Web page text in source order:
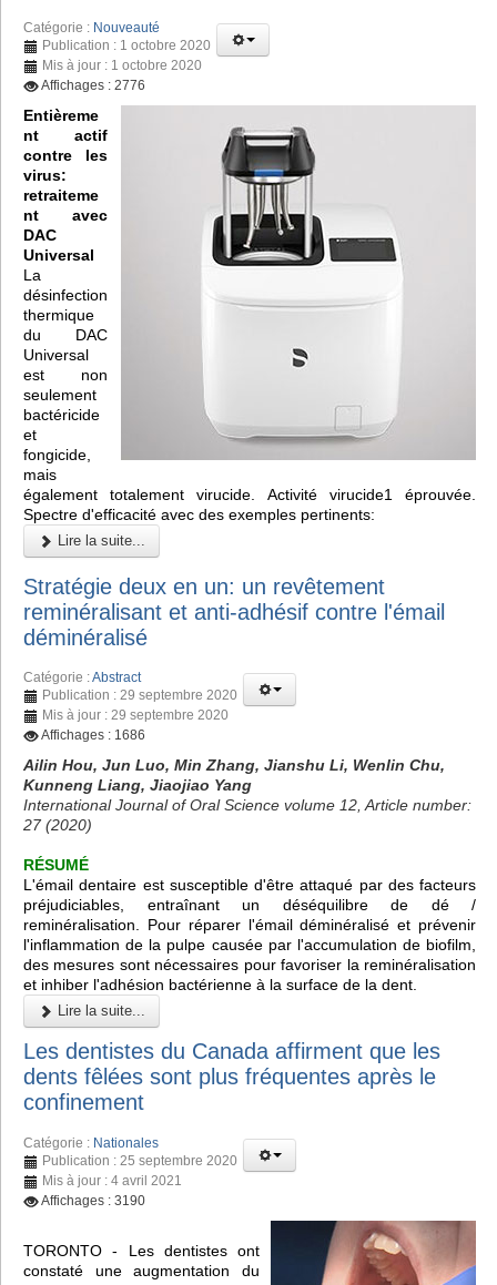
Catégorie : Nouveauté
Publication : 1 octobre 2020
Mis à jour : 1 octobre 2020
Affichages : 2776
Entièreme
nt actif
contre les
virus:
retraiteme
nt avec
DAC
Universal
La
désinfection
thermique
du DAC
Universal
est non
seulement
bactéricide
et
fongicide,
mais
également totalement virucide. Activité virucide1 éprouvée.
Spectre d'efficacité avec des exemples pertinents:
Lire la suite...
Stratégie deux en un: un revêtement
reminéralisant et anti-adhésif contre l'émail
déminéralisé
Catégorie :Abstract
Publication : 29 septembre 2020
Mis à jour : 29 septembre 2020
Affichages : 1686
Ailin Hou, Jun Luo, Min Zhang, Jianshu Li, Wenlin Chu,
Kunneng Liang, Jiaojiao Yang
International Journal of Oral Science volume 12, Article number:
27 (2020)
RÉSUMÉ
L'émail dentaire est susceptible d'être attaqué par des facteurs
préjudiciables, entraînant un déséquilibre de dé /
reminéralisation. Pour réparer l'émail déminéralisé et prévenir
l'inflammation de la pulpe causée par l'accumulation de biofilm,
des mesures sont nécessaires pour favoriser la reminéralisation
et inhiber l'adhésion bactérienne à la surface de la dent.
Lire la suite...
Les dentistes du Canada affirment que les
dents fêlées sont plus fréquentes après le
confinement
Catégorie : Nationales
Publication : 25 septembre 2020
Mis à jour : 4 avril 2021
Affichages : 3190
TORONTO - Les dentistes ont
constaté une augmentation du